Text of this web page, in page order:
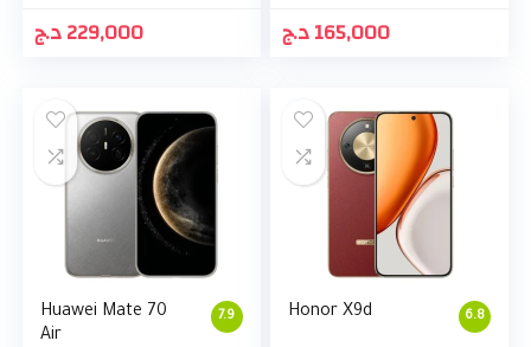
229,000د.ج 165,000د.ج
7.9
Huawei Mate 70
Air
6.8
Honor X9d